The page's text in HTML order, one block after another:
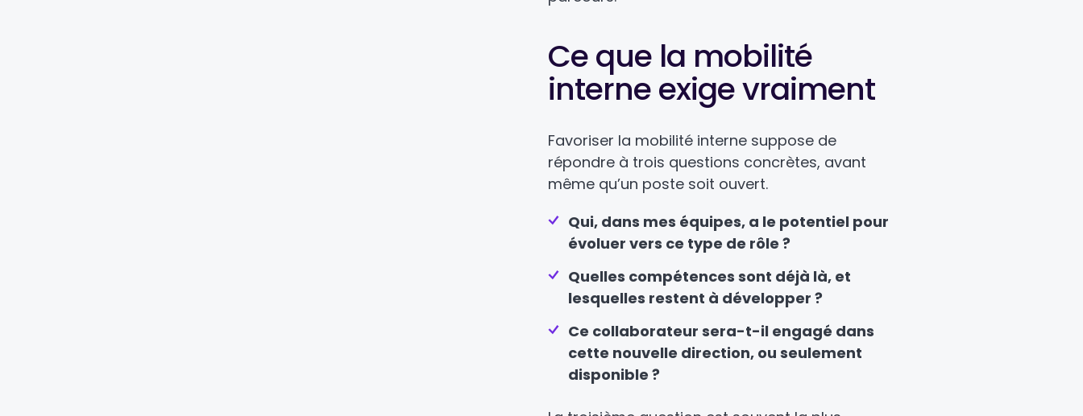
Ce que la mobilité
interne exige vraiment
Favoriser la mobilité interne suppose de
répondre à trois questions concrètes, avant
même qu’un poste soit ouvert.
Qui, dans mes équipes, a le potentiel pour
évoluer vers ce type de rôle ?
Quelles compétences sont déjà là, et
lesquelles restent à développer ?
Ce collaborateur sera-t-il engagé dans
cette nouvelle direction, ou seulement
disponible ?